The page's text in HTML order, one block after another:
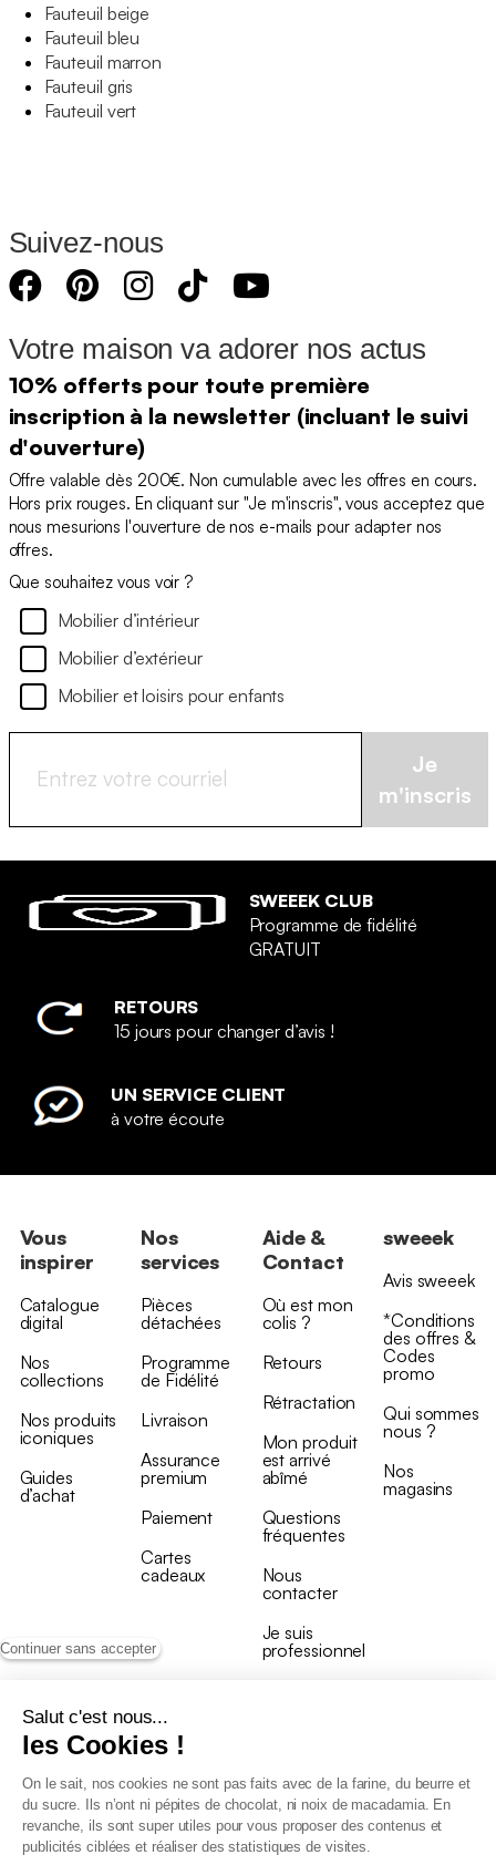
Continuer sans accepter
Salut c'est nous...
les Cookies !
On le sait, nos cookies ne sont pas faits avec de la farine, du beurre et
du sucre. Ils n’ont ni pépites de chocolat, ni noix de macadamia. En
revanche, ils sont super utiles pour vous proposer des contenus et
publicités ciblées et réaliser des statistiques de visites.
Fauteuil beige
Fauteuil bleu
Fauteuil marron
Fauteuil gris
Fauteuil vert
Suivez-nous
Votre maison va adorer nos actus
10% offerts pour toute première
inscription à la newsletter (incluant le suivi
d'ouverture)
Offre valable dès 200€. Non cumulable avec les offres en cours.
Hors prix rouges. En cliquant sur "Je m'inscris", vous acceptez que
nous mesurions l'ouverture de nos e-mails pour adapter nos
offres.
Que souhaitez vous voir ?
Mobilier d’intérieur
Mobilier d’extérieur
Mobilier et loisirs pour enfants
Je
m'inscris
SWEEEK CLUB
Programme de fidélité
GRATUIT
RETOURS
15 jours pour changer d’avis !
UN SERVICE CLIENT
à votre écoute
Vous
inspirer
Catalogue
digital
Nos
collections
Nos produits
iconiques
Guides
d’achat
Nos
services
Pièces
détachées
Programme
de Fidélité
Livraison
Assurance
premium
Paiement
Cartes
cadeaux
Aide &
Contact
Où est mon
colis ?
Retours
Rétractation
Mon produit
est arrivé
abîmé
Questions
fréquentes
Nous
contacter
Je suis
professionnel
sweeek
Avis sweeek
*Conditions
des offres &
Codes
promo
Qui sommes
nous ?
Nos
magasins
Conditions générales de vente
Conditions générales du programme de fidélité
Charte de données personnelles